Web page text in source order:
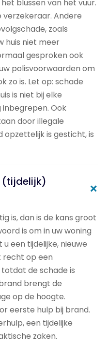
blussen van het vuur.
Andere
zoals
huis niet meer
gesproken ook
polisvoorwaarden om
zo is. Let op: schade
is niet bij elke
Ook
door illegale
is gesticht, is
(tijdelijk)
+
is, dan is de kans groot
is om in uw woning
een tijdelijke, nieuwe
recht op een
de schade is
brengt de
op de hoogte.
eerste hulp bij brand.
een tijdelijke
zaken.